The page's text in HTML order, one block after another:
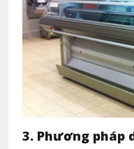
3. Phương pháp